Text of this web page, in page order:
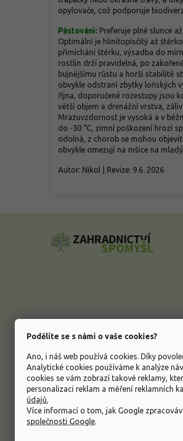
Podělíte se s námi o vaše cookies?
Ano, i náš web používá cookies. Díky
Analytické cookies používáme k analýze
cookies se vám zobrazí takové reklamy,
personalizaci reklam a měření reklamních
údajů.
Více informací o tom, jak Google
společnosti Google.
opylovače, což podporuje
Pěstování: Preferuje plné slunce
Optimální je hlinitopísčitý až
přimíchání štěrku, výsadba do
rostlin drží pravidelná, po
bujnějšímu růstu a horší stabilitě
obvykle odstraní zbytky loňských
října, doporučené rozestupy jsou
větší objem a drenážní vrstva,
Mrazuvzdornost je vysoká a v
do -30 °C, zimní poškození hrozí
odolná, z chorob se mohou
obvykle omezují na mšice na
Autor: Nikol | Revize: 9.6. 2026